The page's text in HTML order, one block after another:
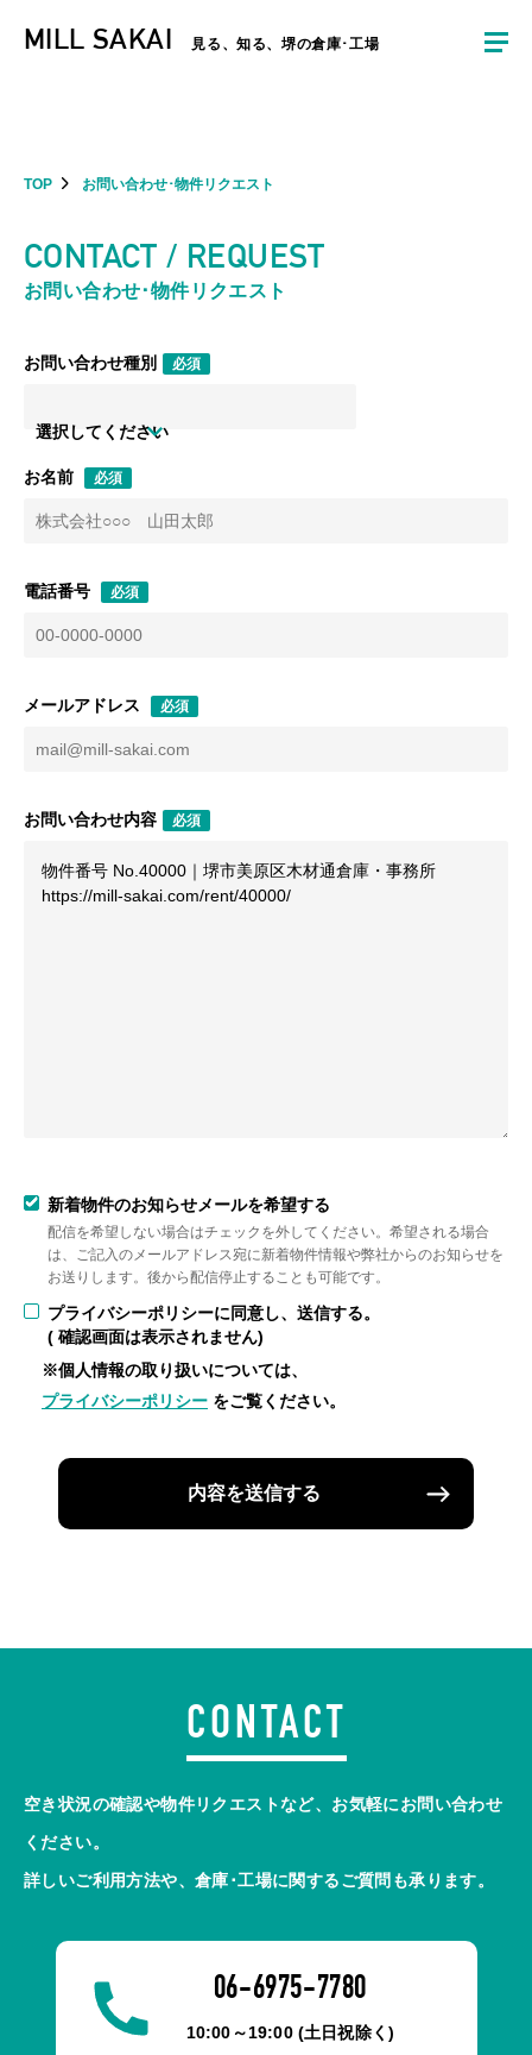
だきます。ご不便をおかけしますがよろしくお願いします。
MILL SAKAI 見る、知る、堺の倉庫･工場
TOP お問い合わせ･物件リクエスト
CONTACT / REQUEST
お問い合わせ･物件リクエスト
お問い合わせ種別 必須
選択してください
お名前 必須
電話番号 必須
メールアドレス 必須
お問い合わせ内容 必須
新着物件のお知らせメールを希望する
配信を希望しない場合はチェックを外してください。希望される場合
は、ご記入のメールアドレス宛に新着物件情報や弊社からのお知らせを
お送りします。後から配信停止することも可能です。
プライバシーポリシーに同意し、送信する。
( 確認画面は表示されません)
※個人情報の取り扱いについては、
プライバシーポリシー をご覧ください。
内容を送信する
CONTACT
空き状況の確認や物件リクエストなど、お気軽にお問い合わせ
ください。
詳しいご利用方法や、倉庫･工場に関するご質問も承ります。
06-6975-7780
10:00～19:00 (土日祝除く)